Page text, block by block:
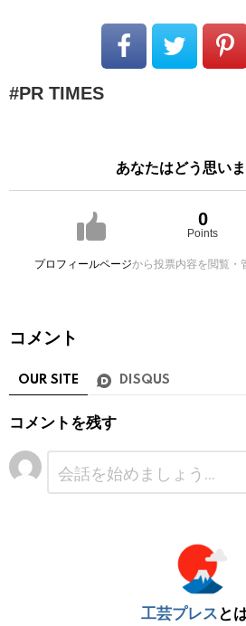
PR TIMES
あなたはどう思い
0
Points
プロフィールページから投票内容を閲覧・
コメント
OUR SITE DISQUS
コメントを残す
工芸プレス と